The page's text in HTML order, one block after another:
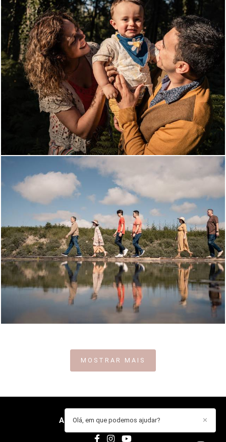
685 0
715 0
MOSTRAR MAIS
ANA GUARDADO/CONTACTO ✕
Olá, em que podemos ajudar?